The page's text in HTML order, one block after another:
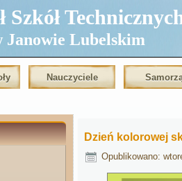
Janowie Lubelskim
Nauczyciele
Dzień kolorowej
Opublikowano: